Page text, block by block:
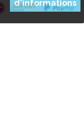
d'informations